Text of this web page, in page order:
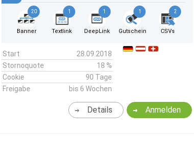
20
Banner
1
Textlink
1
DeepLink
1
Gutschein
2
CSVs
Start
28.09.2018
Stornoquote
18 %
Cookie
90 Tage
Freigabe
bis 6 Wochen
Anmelden
Details